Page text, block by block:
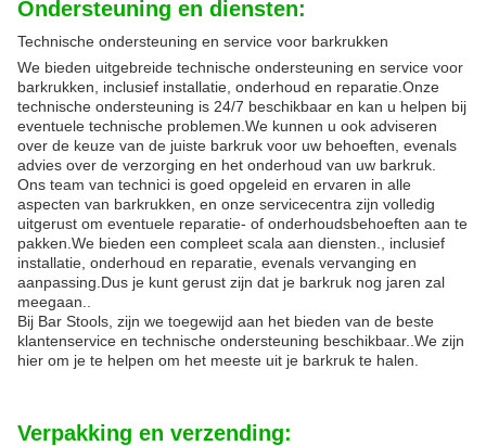
Ondersteuning en diensten:
Technische ondersteuning en service voor barkrukken
We bieden uitgebreide technische ondersteuning en service voor
barkrukken, inclusief installatie, onderhoud en reparatie.Onze
technische ondersteuning is 24/7 beschikbaar en kan u helpen bij
eventuele technische problemen.We kunnen u ook adviseren
over de keuze van de juiste barkruk voor uw behoeften, evenals
advies over de verzorging en het onderhoud van uw barkruk.
Ons team van technici is goed opgeleid en ervaren in alle
aspecten van barkrukken, en onze servicecentra zijn volledig
uitgerust om eventuele reparatie- of onderhoudsbehoeften aan te
pakken.We bieden een compleet scala aan diensten., inclusief
installatie, onderhoud en reparatie, evenals vervanging en
aanpassing.Dus je kunt gerust zijn dat je barkruk nog jaren zal
meegaan..
Bij Bar Stools, zijn we toegewijd aan het bieden van de beste
klantenservice en technische ondersteuning beschikbaar..We zijn
hier om je te helpen om het meeste uit je barkruk te halen.
Verpakking en verzending: